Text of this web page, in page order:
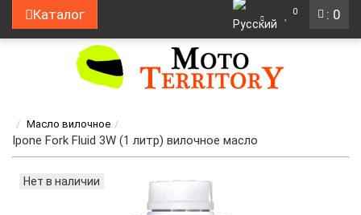
: 0
Каталог 0
Масло вилочное
Ipone Fork Fluid 3W (1 литр) вилочное масло
Нет в наличии